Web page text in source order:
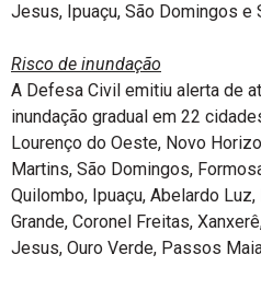
Jesus, Ipuaçu, São Domingos e
Risco de inundação
A Defesa Civil emitiu alerta de
inundação gradual em 22
Lourenço do Oeste, Novo
Martins, São Domingos,
Quilombo, Ipuaçu, Abelardo
Grande, Coronel Freitas,
Jesus, Ouro Verde, Passos